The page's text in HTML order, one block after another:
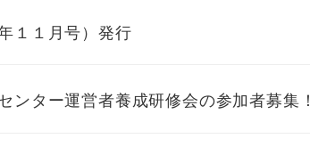
１１月号）発行
ンター運営者養成研修会の参加者募集！